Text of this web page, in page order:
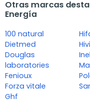
Otras marcas
Energía
100 natural
Dietmed
Douglas
laboratories
Fenioux
Forza vitale
Ghf